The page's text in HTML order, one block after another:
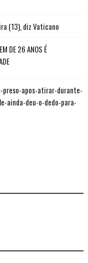
(13), diz Vaticano
DE 26 ANOS É
apos-atirar-durante-
ainda-deu-o-dedo-para-